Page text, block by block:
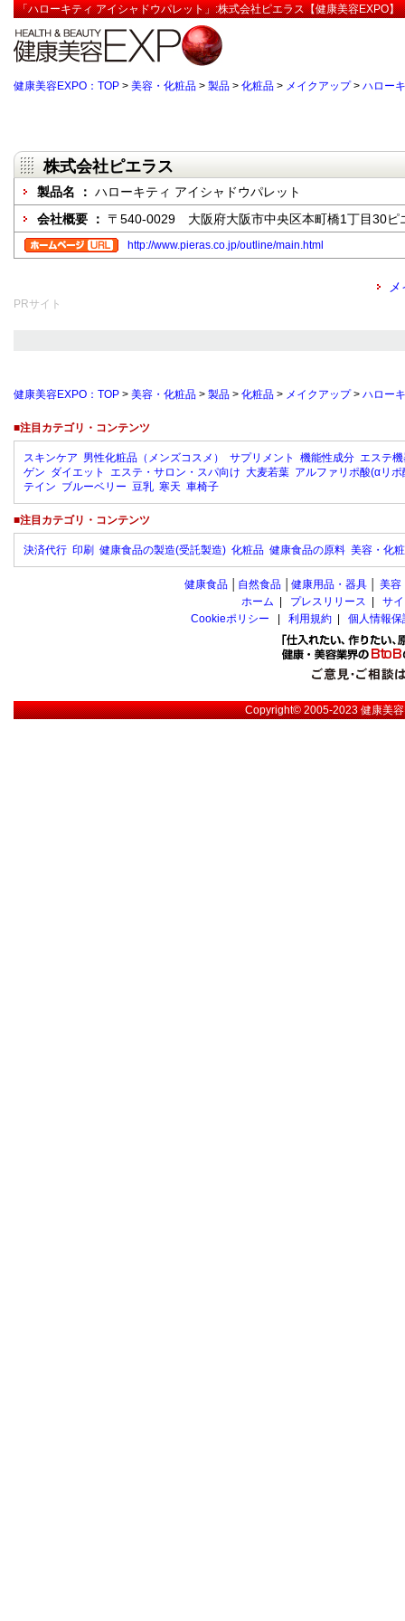
「ハローキティ アイシャドウパレット」:株式会社ピエラス【健康美容EXPO】
健康美容EXPO：TOP > 美容・化粧品 > 製品 > 化粧品 > メイクアップ> ハロー
株式会社ピエラス
製品名 ： ハローキティ アイシャドウパレット
会社概要 ： 〒540-0029 大阪府大阪市中央区本町橋1丁目30ピ
http://www.pieras.co.jp/outline/main.html
PRサイト
健康美容EXPO：TOP > 美容・化粧品 > 製品 > 化粧品 > メイクアップ> ハロー
■注目カテゴリ・コンテンツ
スキンケア 男性化粧品（メンズコスメ） サプリメント 機能性成分 エステ
ゲン ダイエット エステ・サロン・スパ向け 大麦若葉 アルファリポ酸(αリポ
テイン ブルーベリー 豆乳 寒天 車椅子
■注目カテゴリ・コンテンツ
決済代行 印刷 健康食品の製造(受託製造) 化粧品 健康食品の原料 美容・化
健康食品 自然食品 健康用品・器具 美容
ホーム
プレスリリース
サ
Cookieポリシー
利用規約 個人情報
Copyright© 2005-2023健康美